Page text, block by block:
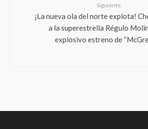
Siguiente
¡La nueva ola del norte explota!
a la superestrella Régulo
explosivo estreno de